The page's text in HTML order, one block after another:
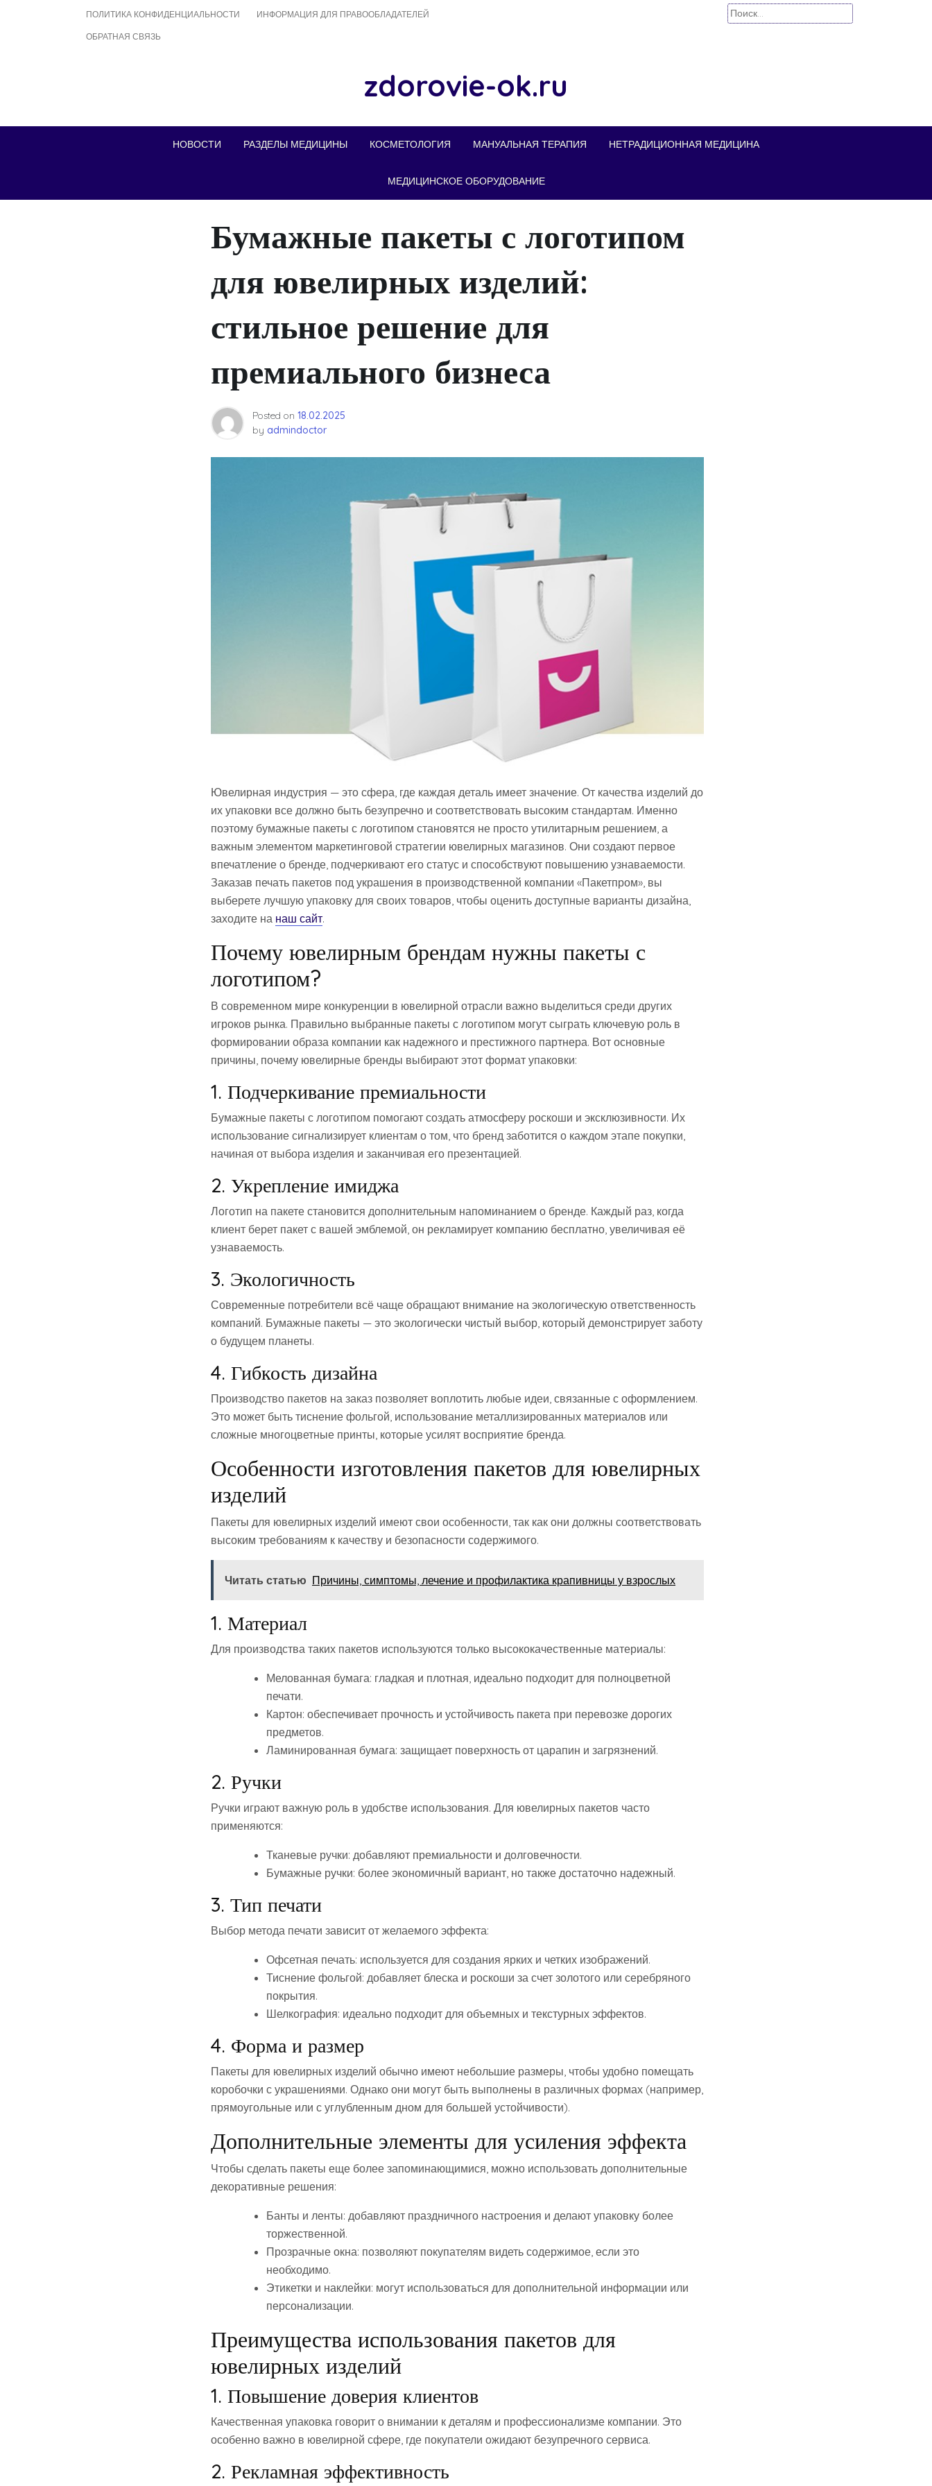
ПОЛИТИКА КОНФИДЕНЦИАЛЬНОСТИ ИНФОРМАЦИЯ ДЛЯ ПРАВООБЛАДАТЕЛЕЙ
ОБРАТНАЯ СВЯЗЬ
Найти:
zdorovie-ok.ru
НОВОСТИ РАЗДЕЛЫ МЕДИЦИНЫ КОСМЕТОЛОГИЯ МАНУАЛЬНАЯ ТЕРАПИЯ НЕТРАДИЦИОННАЯ МЕДИЦИНА
МЕДИЦИНСКОЕ ОБОРУДОВАНИЕ
Бумажные пакеты с логотипом
для ювелирных изделий:
стильное решение для
премиального бизнеса
Posted on 18.02.2025
by admindoctor
Ювелирная индустрия — это сфера, где каждая деталь имеет значение. От качества изделий до
их упаковки все должно быть безупречно и соответствовать высоким стандартам. Именно
поэтому бумажные пакеты с логотипом становятся не просто утилитарным решением, а
важным элементом маркетинговой стратегии ювелирных магазинов. Они создают первое
впечатление о бренде, подчеркивают его статус и способствуют повышению узнаваемости.
Заказав печать пакетов под украшения в производственной компании «Пакетпром», вы
выберете лучшую упаковку для своих товаров, чтобы оценить доступные варианты дизайна,
заходите на наш сайт.
Почему ювелирным брендам нужны пакеты с
логотипом?
В современном мире конкуренции в ювелирной отрасли важно выделиться среди других
игроков рынка. Правильно выбранные пакеты с логотипом могут сыграть ключевую роль в
формировании образа компании как надежного и престижного партнера. Вот основные
причины, почему ювелирные бренды выбирают этот формат упаковки:
1. Подчеркивание премиальности
Бумажные пакеты с логотипом помогают создать атмосферу роскоши и эксклюзивности. Их
использование сигнализирует клиентам о том, что бренд заботится о каждом этапе покупки,
начиная от выбора изделия и заканчивая его презентацией.
2. Укрепление имиджа
Логотип на пакете становится дополнительным напоминанием о бренде. Каждый раз, когда
клиент берет пакет с вашей эмблемой, он рекламирует компанию бесплатно, увеличивая её
узнаваемость.
3. Экологичность
Современные потребители всё чаще обращают внимание на экологическую ответственность
компаний. Бумажные пакеты — это экологически чистый выбор, который демонстрирует заботу
о будущем планеты.
4. Гибкость дизайна
Производство пакетов на заказ позволяет воплотить любые идеи, связанные с оформлением.
Это может быть тиснение фольгой, использование металлизированных материалов или
сложные многоцветные принты, которые усилят восприятие бренда.
Особенности изготовления пакетов для ювелирных
изделий
Пакеты для ювелирных изделий имеют свои особенности, так как они должны соответствовать
высоким требованиям к качеству и безопасности содержимого.
Читать статью Причины, симптомы, лечение и профилактика крапивницы у взрослых
1. Материал
Для производства таких пакетов используются только высококачественные материалы:
Мелованная бумага: гладкая и плотная, идеально подходит для полноцветной
печати.
Картон: обеспечивает прочность и устойчивость пакета при перевозке дорогих
предметов.
Ламинированная бумага: защищает поверхность от царапин и загрязнений.
2. Ручки
Ручки играют важную роль в удобстве использования. Для ювелирных пакетов часто
применяются:
Тканевые ручки: добавляют премиальности и долговечности.
Бумажные ручки: более экономичный вариант, но также достаточно надежный.
3. Тип печати
Выбор метода печати зависит от желаемого эффекта:
Офсетная печать: используется для создания ярких и четких изображений.
Тиснение фольгой: добавляет блеска и роскоши за счет золотого или серебряного
покрытия.
Шелкография: идеально подходит для объемных и текстурных эффектов.
4. Форма и размер
Пакеты для ювелирных изделий обычно имеют небольшие размеры, чтобы удобно помещать
коробочки с украшениями. Однако они могут быть выполнены в различных формах (например,
прямоугольные или с углубленным дном для большей устойчивости).
Дополнительные элементы для усиления эффекта
Чтобы сделать пакеты еще более запоминающимися, можно использовать дополнительные
декоративные решения:
Банты и ленты: добавляют праздничного настроения и делают упаковку более
торжественной.
Прозрачные окна: позволяют покупателям видеть содержимое, если это
необходимо.
Этикетки и наклейки: могут использоваться для дополнительной информации или
персонализации.
Преимущества использования пакетов для
ювелирных изделий
1. Повышение доверия клиентов
Качественная упаковка говорит о внимании к деталям и профессионализме компании. Это
особенно важно в ювелирной сфере, где покупатели ожидают безупречного сервиса.
2. Рекламная эффективность